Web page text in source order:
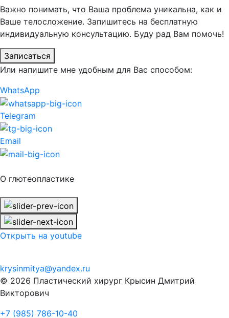
Важно понимать, что Ваша проблема уникальна, как и
Ваше телосложение. Запишитесь на бесплатную
индивидуальную консультацию. Буду рад Вам помочь!
Записаться
Или напишите мне удобным для Вас способом:
WhatsApp
Telegram
Email
О глютеопластике
Открыть на youtube
krysinmitya@yandex.ru
© 2026 Пластический хирург Крысин Дмитрий
Викторович
+7 (985) 786-10-40